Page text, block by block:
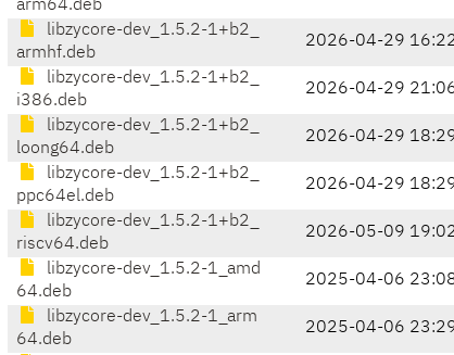
arm64.deb
libzycore-dev_1.5.2-1+b2_
armhf.deb
2026-04-29 16:22
libzycore-dev_1.5.2-1+b2_
i386.deb
2026-04-29 21:06
libzycore-dev_1.5.2-1+b2_
loong64.deb
2026-04-29 18:29
libzycore-dev_1.5.2-1+b2_
ppc64el.deb
2026-04-29 18:29
libzycore-dev_1.5.2-1+b2_
riscv64.deb
2026-05-09 19:02
libzycore-dev_1.5.2-1_amd
64.deb
2025-04-06 23:08
libzycore-dev_1.5.2-1_arm
64.deb
2025-04-06 23:29